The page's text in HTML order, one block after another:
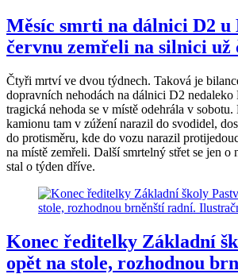
Měsíc smrti na dálnici D2 u
červnu zemřeli na silnici
Čtyři mrtví ve dvou týdnech. Taková je
dopravních nehodách na dálnici D2 nedaleko
tragická nehoda se v místě odehrála v
kamionu tam v zúžení narazil do svodidel,
do protisměru, kde do vozu narazil
na místě zemřeli. Další smrtelný střet se jen
stal o týden dříve.
Konec ředitelky Základní
opět na stole, rozhodnou